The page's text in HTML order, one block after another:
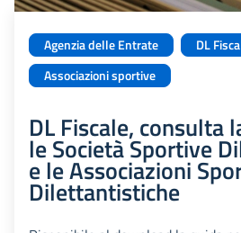
Agenzia delle Entrate
DL
Associazioni sportive
DL Fiscale, consulta
le Società Sportive
e le Associazioni
Dilettantistiche